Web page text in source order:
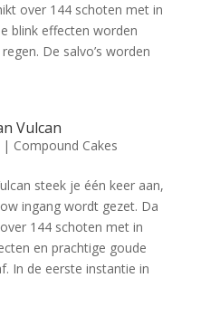
over 144 schoten met in
blink effecten worden
De salvo’s worden
Vulcan
| Compound Cakes
steek je één keer aan,
ingang wordt gezet. Da
144 schoten met in
en prachtige goude
In de eerste instantie in